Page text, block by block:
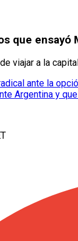
que
viajar a la
ante la
Argentina y